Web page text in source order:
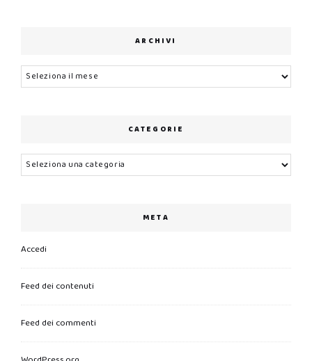
ARCHIVI
Archivi
CATEGORIE
Categorie
META
Accedi
Feed dei contenuti
Feed dei commenti